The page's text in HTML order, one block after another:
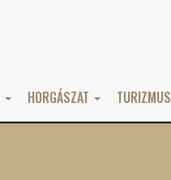
HORGÁSZAT TURIZMUS